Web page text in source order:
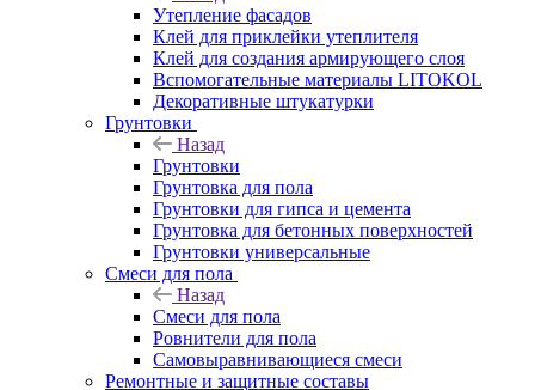
Утепление фасадов
Клей для приклейки утеплителя
Клей для создания армирующего слоя
Вспомогательные материалы LITOKOL
Декоративные штукатурки
Грунтовки
Назад
Грунтовки
Грунтовка для пола
Грунтовки для гипса и цемента
Грунтовка для бетонных поверхностей
Грунтовки универсальные
Смеси для пола
Назад
Смеси для пола
Ровнители для пола
Самовыравнивающиеся смеси
Ремонтные и защитные составы